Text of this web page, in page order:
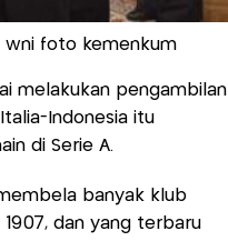
wni foto kemenkum
melakukan pengambilan
Indonesia itu
di Serie A.
banyak klub
1907, dan yang terbaru